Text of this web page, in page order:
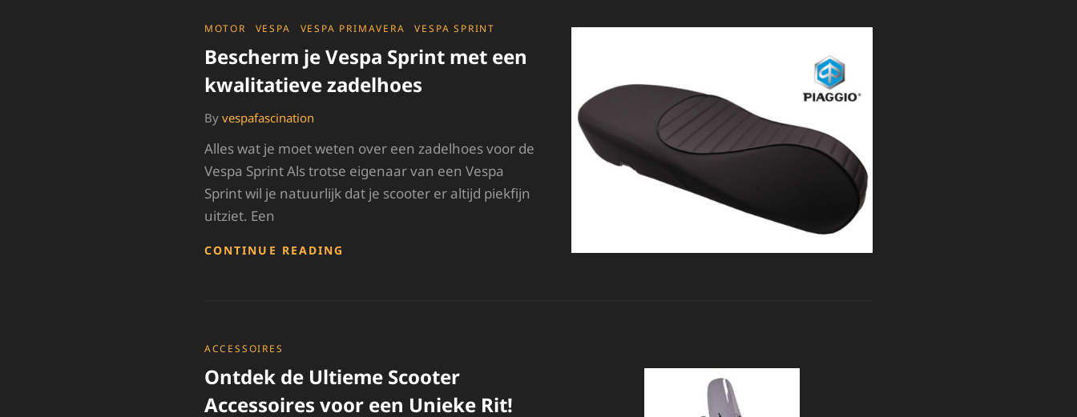
CATEGORIES
MOTOR VESPA VESPA PRIMAVERA VESPA SPRINT
Bescherm je Vespa Sprint met een
kwalitatieve zadelhoes
By vespafascination
Alles wat je moet weten over een zadelhoes voor de
Vespa Sprint Als trotse eigenaar van een Vespa
Sprint wil je natuurlijk dat je scooter er altijd piekfijn
uitziet. Een
CONTINUE READING
CATEGORIES
ACCESSOIRES
Ontdek de Ultieme Scooter
Accessoires voor een Unieke Rit!